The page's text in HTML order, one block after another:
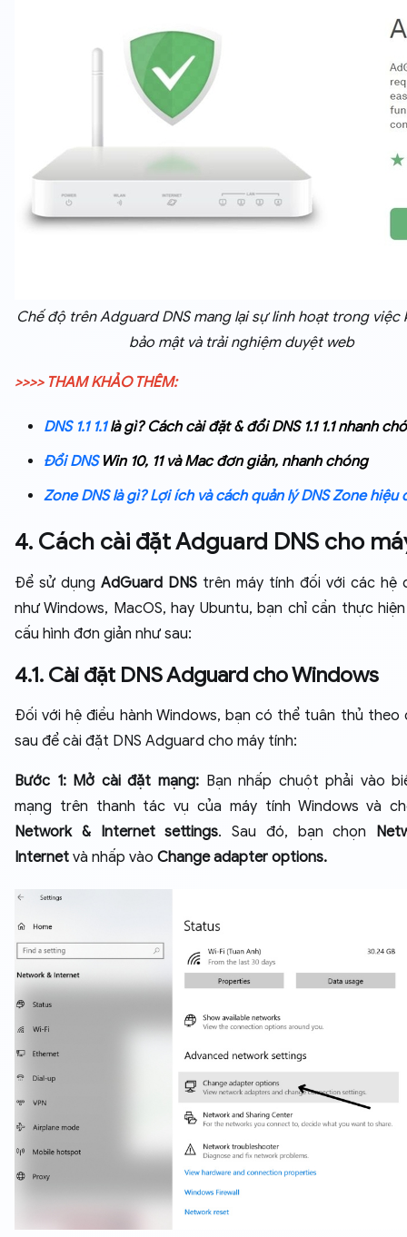
Chế độ trên Adguard DNS mang lại sự linh hoạt trong việc
bảo mật và trải nghiệm duyệt web
>>>> THAM KHẢO THÊM:
DNS 1.1 1.1là gì? Cách cài đặt & đổi DNS 1.1 1.1 nhanh
Đổi DNSWin 10, 11 và Mac đơn giản, nhanh chóng
Zone DNS là gì? Lợi ích và cách quản lý DNS Zone hiệu
4. Cách cài đặt Adguard DNS cho
Để sử dụng AdGuard DNS trên máy tính đối với các hệ
như Windows, MacOS, hay Ubuntu, bạn chỉ cần thực
cấu hình đơn giản như sau:
4.1. Cài đặt DNS Adguard cho Windows
Đối với hệ điều hành Windows, bạn có thể tuân thủ theo
sau để cài đặt DNS Adguard cho máy tính:
Bước 1: Mở cài đặt mạng:Bạn nhấp chuột phải vào
mạng trên thanh tác vụ của máy tính Windows và
Network & Internet settings. Sau đó, bạn chọn
Internet và nhấp vào Change adapter options.